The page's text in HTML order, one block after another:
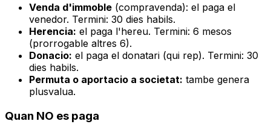
Venda d'immoble (compravenda): el paga el
venedor. Termini: 30 dies habils.
Herencia: el paga l'hereu. Termini: 6 mesos
(prorrogable altres 6).
Donacio: el paga el donatari (qui rep). Termini: 30
dies habils.
Permuta o aportacio a societat: tambe genera
plusvalua.
Quan NO es paga